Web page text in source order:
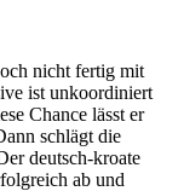
nicht fertig mit
ist unkoordiniert
Chance lässt er
schlägt die
deutsch-kroate
ab und